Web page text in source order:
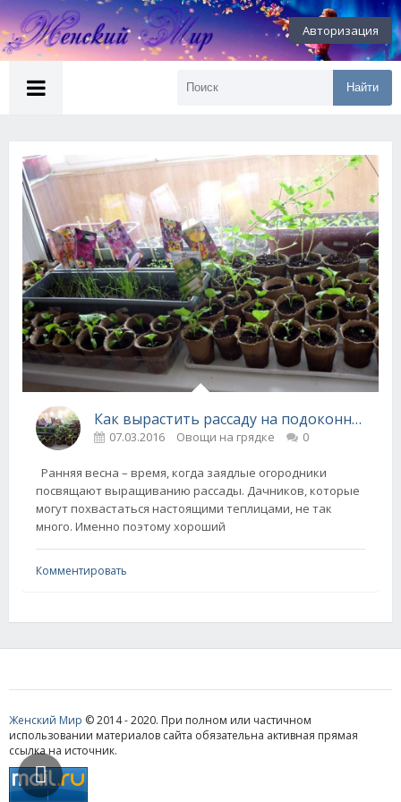
Авторизация
Найти
Как вырастить рассаду на подоконнике!
07.03.2016 Овощи на грядке 0
Ранняя весна – время, когда заядлые огородники
посвящают выращиванию рассады. Дачников, которые
могут похвастаться настоящими теплицами, не так
много. Именно поэтому хороший
Комментировать
Женский Мир © 2014 - 2020. При полном или частичном
использовании материалов сайта обязательна активная прямая
ссылка на источник.